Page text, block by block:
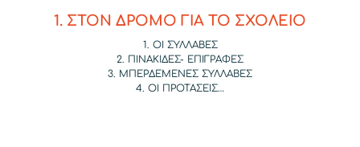
1. ΣΤΟΝ ΔΡΟΜΟ ΓΙΑ ΤΟ ΣΧΟΛΕΙΟ
1. ΟΙ ΣΥΛΛΑΒΕΣ
2. ΠΙΝΑΚΙΔΕΣ- ΕΠΙΓΡΑΦΕΣ
3. ΜΠΕΡΔΕΜΕΝΕΣ ΣΥΛΛΑΒΕΣ
4. ΟΙ ΠΡΟΤΑΣΕΙΣ…